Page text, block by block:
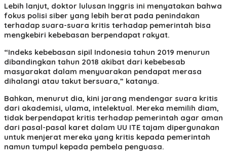
Lebih lanjut, doktor lulusan Inggris ini menyatakan bahwa
fokus polisi siber yang lebih berat pada penindakan
terhadap suara-suara kritis terhadap pemerintah bisa
mengkebiri kebebasan berpendapat rakyat.
“Indeks kebebasan sipil Indonesia tahun 2019 menurun
dibandingkan tahun 2018 akibat dari kebebesab
masyarakat dalam menyuarakan pendapat merasa
dihalangi atau takut bersuara,” katanya.
Bahkan, menurut dia, kini jarang mendengar suara kritis
dari akademisi, ulama, intelektual. Mereka memilih diam,
tidak berpendapat kritis terhadap pemerintah agar aman
dari pasal-pasal karet dalam UU ITE tajam dipergunakan
untuk menjerat mereka yang kritis kepada pemerintah
namun tumpul kepada pembela penguasa.